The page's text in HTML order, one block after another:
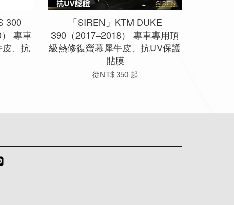
300
專車
、抗
「SIREN」KTM DUKE
390（2017–2018） 專車專用頂
級熱修復螢幕犀牛皮、抗UV保護
貼膜
從NT$ 350 起